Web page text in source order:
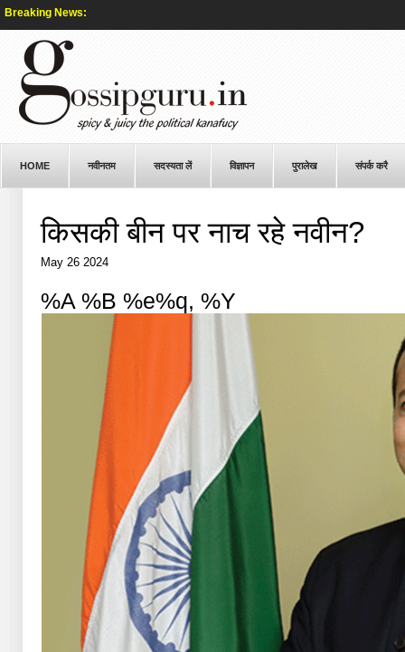
Breaking News:
HOME नवीनतम सदस्यता लें विज्ञापन पुरालेख संपर्क करै
किसकी बीन पर नाच रहे नवीन?
May 26 2024
%A %B %e%q, %Y